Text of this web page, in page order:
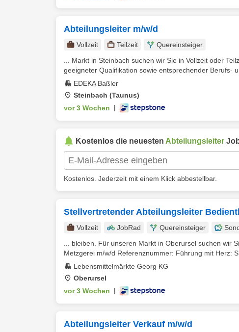
Abteilungsleiter m/w/d
Vollzeit Teilzeit
Quereinsteiger
... Markt in Steinbach suchen wir Sie in Vollzeit oder
geeigneter Qualifikation sowie entsprechender Berufs-
EDEKA Baßler
Steinbach (Taunus)
vor 3 Wochen
Kostenlos die neuesten Abteilungsleiter
Kostenlos. Jederzeit mit einem Klick abbestellbar.
Stellvertretender Abteilungsleiter
Vollzeit JobRad Quereinsteiger
... bleiben. Für unseren Markt in Oberursel suchen wir
Metzgerei m/w/d Referenznummer: Führung mit Herz:
Lebensmittelmärkte Georg KG
Oberursel
vor 3 Wochen
Abteilungsleiter Verkauf m/w/d